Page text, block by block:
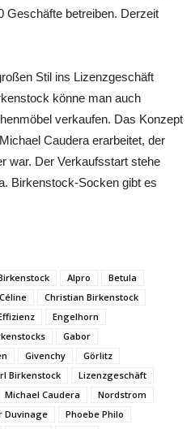
Geschäfte betreiben. Derzeit
Stil ins Lizenzgeschäft
könne man auch
verkaufen. Das Konzept
Caudera erarbeitet, der
war. Der Verkaufsstart stehe
Birkenstock-Socken gibt es
Alpro
Betula
Céline
Christian Birkenstock
Engelhorn
Gabor
Givenchy
Görlitz
Birkenstock
Lizenzgeschäft
Michael Caudera
Nordstrom
Duvinage
Phoebe Philo